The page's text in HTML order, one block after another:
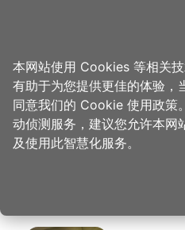
首页 > 想去的地方 > 住宿 > 绿的旅
绿的旅馆(3
家
本网站使用 Cookies 等相关
有助于为您提供更佳的体验，
同意我们的 Cookie 使用政策
动侦测服务，建议您允许本网
及使用此智慧化服务。